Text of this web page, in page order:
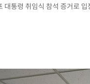
대통령 취임식 참석 증거로